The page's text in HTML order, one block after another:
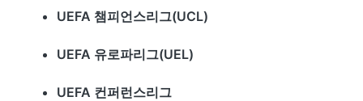
UEFA 챔피언스리그(UCL)
UEFA 유로파리그(UEL)
UEFA 컨퍼런스리그